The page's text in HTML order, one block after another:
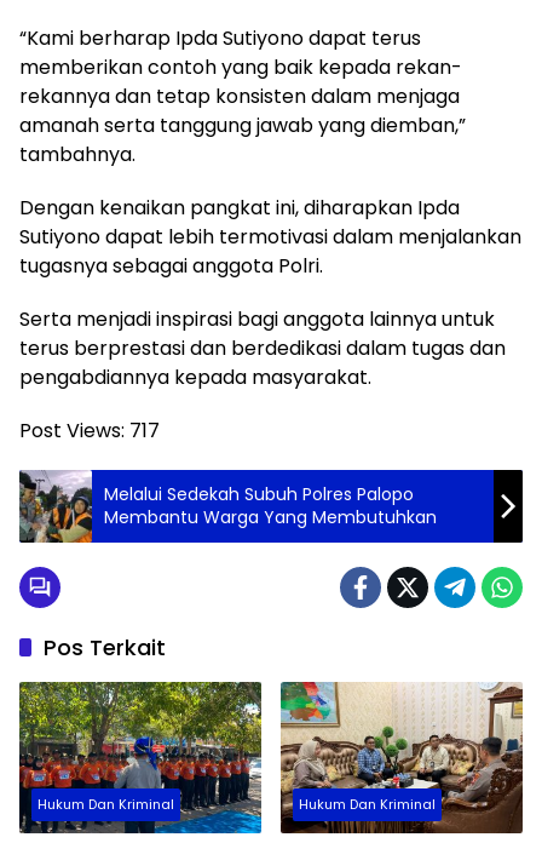
“Kami berharap Ipda Sutiyono dapat terus
memberikan contoh yang baik kepada rekan-
rekannya dan tetap konsisten dalam menjaga
amanah serta tanggung jawab yang diemban,”
tambahnya.
Dengan kenaikan pangkat ini, diharapkan Ipda
Sutiyono dapat lebih termotivasi dalam menjalankan
tugasnya sebagai anggota Polri.
Serta menjadi inspirasi bagi anggota lainnya untuk
terus berprestasi dan berdedikasi dalam tugas dan
pengabdiannya kepada masyarakat.
Post Views: 717
Melalui Sedekah Subuh Polres Palopo
Membantu Warga Yang Membutuhkan
Pos Terkait
Hukum Dan Kriminal Hukum Dan Kriminal